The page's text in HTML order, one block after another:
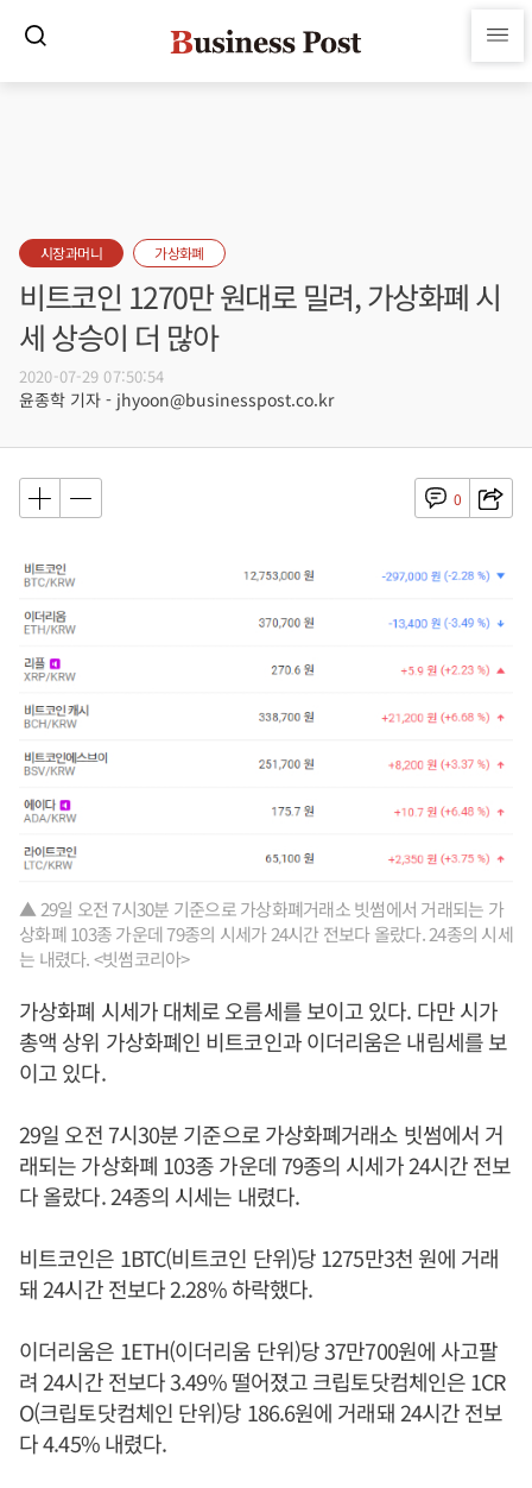
시장과머니 가상화폐
비트코인 1270만 원대로 밀려, 가상화폐 시
세 상승이 더 많아
2020-07-29 07:50:54
윤종학 기자 - jhyoon@businesspost.co.kr
0
▲ 29일 오전 7시30분 기준으로 가상화폐거래소 빗썸에서 거래되는 가
상화폐 103종 가운데 79종의 시세가 24시간 전보다 올랐다. 24종의 시세
는 내렸다. <빗썸코리아>
가상화폐 시세가 대체로 오름세를 보이고 있다. 다만 시가
총액 상위 가상화폐인 비트코인과 이더리움은 내림세를 보
이고 있다.
29일 오전 7시30분 기준으로 가상화폐거래소 빗썸에서 거
래되는 가상화폐 103종 가운데 79종의 시세가 24시간 전보
다 올랐다. 24종의 시세는 내렸다.
비트코인은 1BTC(비트코인 단위)당 1275만3천 원에 거래
돼 24시간 전보다 2.28% 하락했다.
이더리움은 1ETH(이더리움 단위)당 37만700원에 사고팔
려 24시간 전보다 3.49% 떨어졌고 크립토닷컴체인은 1CR
O(크립토닷컴체인 단위)당 186.6원에 거래돼 24시간 전보
다 4.45% 내렸다.